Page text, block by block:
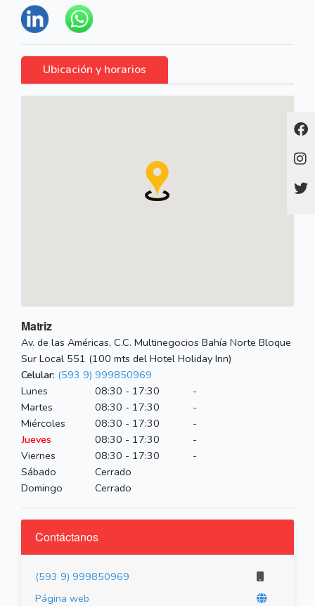
Ubicación y horarios
Matriz
Av. de las Américas, C.C. Multinegocios Bahía Norte Bloque
Sur Local 551 (100 mts del Hotel Holiday Inn)
Celular: (593 9) 999850969
Lunes
08:30 - 17:30
-
Martes
08:30 - 17:30
-
Miércoles
08:30 - 17:30
-
Jueves
08:30 - 17:30
-
Viernes
08:30 - 17:30
-
Sábado
Cerrado
Domingo
Cerrado
Contáctanos
(593 9) 999850969
Página web